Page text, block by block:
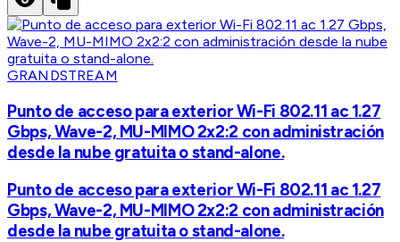
GRANDSTREAM
Punto de acceso para exterior Wi-Fi 802.11 ac 1.27
Gbps, Wave-2, MU-MIMO 2x2:2 con administración
desde la nube gratuita o stand-alone.
Punto de acceso para exterior Wi-Fi 802.11 ac 1.27
Gbps, Wave-2, MU-MIMO 2x2:2 con administración
desde la nube gratuita o stand-alone.